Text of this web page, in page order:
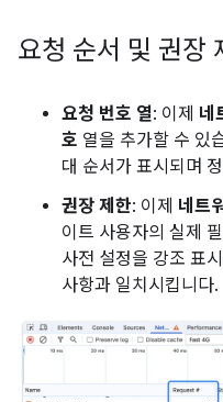
요청 순서 및 권장
요청 번호 열: 이제 네
호 열을 추가할 수 있
대 순서가 표시되며
권장 제한: 이제 네트
이트 사용자의 실제
사전 설정을 강조 표
사항과 일치시킵니다.